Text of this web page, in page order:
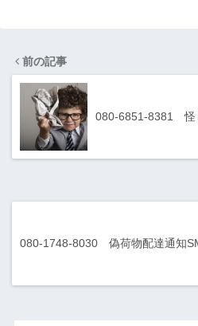
前の記事
080-6851-8381 怪
080-1748-8030 偽荷物配達通知